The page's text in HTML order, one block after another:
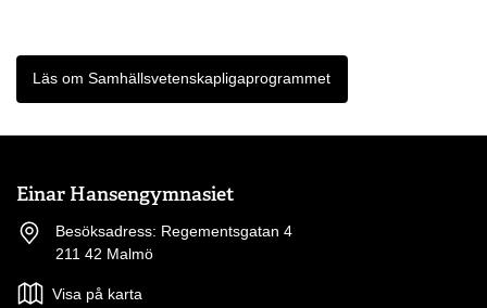
Läs om Samhällsvetenskapligaprogrammet
Einar Hansengymnasiet
Besöksadress: Regementsgatan 4
211 42 Malmö
Visa på karta